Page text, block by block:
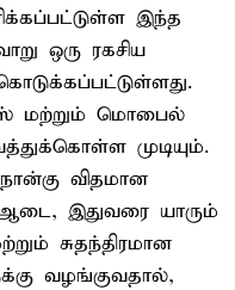
இந்த
ஒரு ரகசிய
மற்றும் மொபைல்
முடியும்.
விதமான
இதுவரை யாரும்
சுதந்திரமான
வழங்குவதால்,